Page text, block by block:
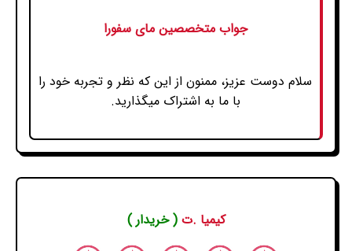
جواب متخصصین مای سفورا
سلام دوست عزیز، ممنون از این که نظر و تجربه خود را
با ما به اشتراک میگذارید.
کیمیا .ت( خریدار )